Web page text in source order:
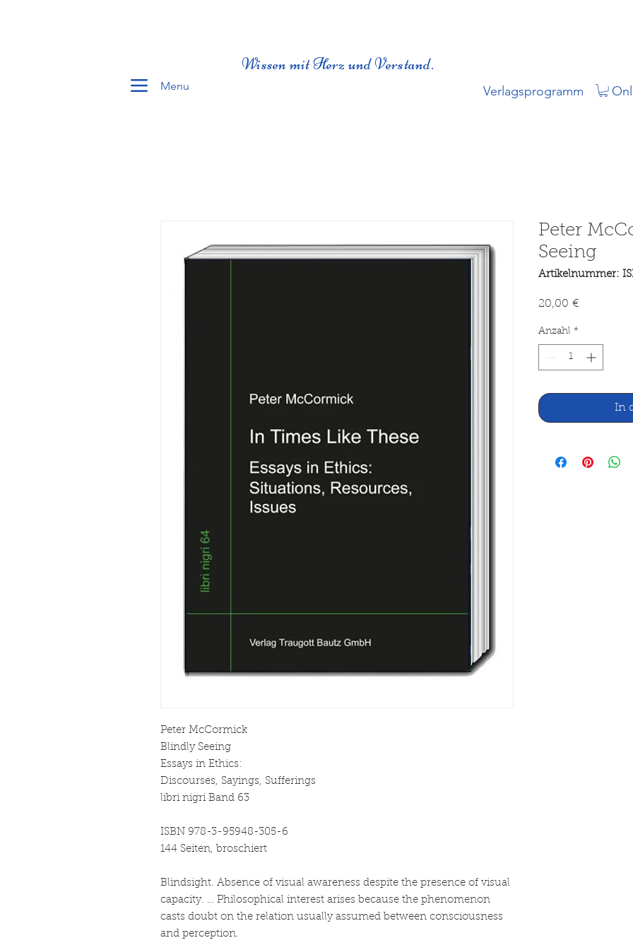
Menu
Wissen mit Herz und Verstand.
Verlagsprogramm
Peter McCormick
Blindly Seeing
Essays in Ethics:
Discourses, Sayings, Sufferings
libri nigri Band 63
ISBN 978-3-95948-305-6
144 Seiten, broschiert
Blindsight. Absence of visual awareness despite the presence of visual
capacity. … Philosophical interest arises because the phenomenon
casts doubt on the relation usually assumed between consciousness
and perception.
Peter
Seeing
Artikelnummer:
20,00 €Preis
Anzahl *
In